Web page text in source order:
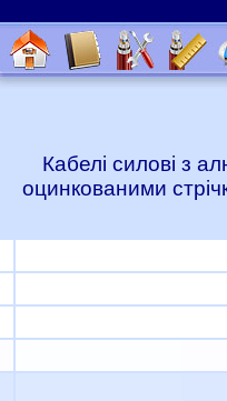
Кабелі силові з
оцинкованими